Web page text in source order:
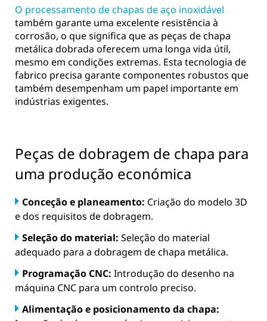
O processamento de chapas de aço inoxidável
também garante uma excelente resistência à
corrosão, o que significa que as peças de chapa
metálica dobrada oferecem uma longa vida útil,
mesmo em condições extremas. Esta tecnologia de
fabrico precisa garante componentes robustos que
também desempenham um papel importante em
indústrias exigentes.
Peças de dobragem de chapa para
uma produção económica
Conceção e planeamento: Criação do modelo 3D
e dos requisitos de dobragem.
Seleção do material: Seleção do material
adequado para a dobragem de chapa metálica.
Programação CNC: Introdução do desenho na
máquina CNC para um controlo preciso.
Alimentação e posicionamento da chapa: